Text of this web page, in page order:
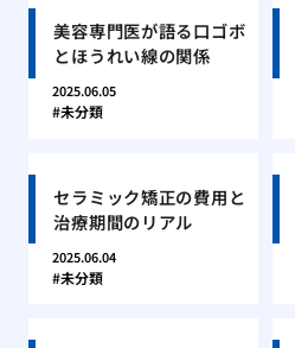
美容専門医が語る口ゴボ
とほうれい線の関係
2025.06.05
未分類
セラミック矯正の費用と
治療期間のリアル
2025.06.04
未分類